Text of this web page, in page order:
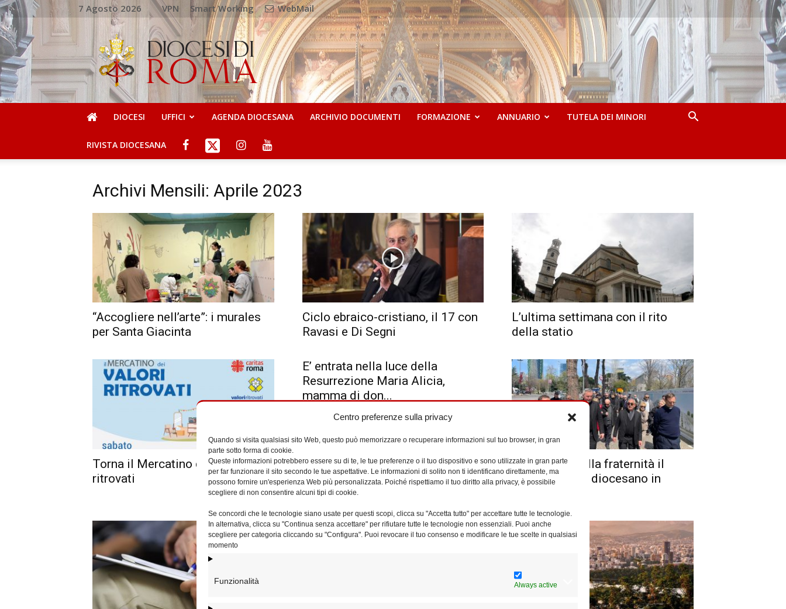
Centro preferenze sulla privacy
Quando si visita qualsiasi sito Web, questo può memorizzare o recuperare informazioni sul tuo browser, in gran
parte sotto forma di cookie.
Queste informazioni potrebbero essere su di te, le tue preferenze o il tuo dispositivo e sono utilizzate in gran parte
per far funzionare il sito secondo le tue aspettative. Le informazioni di solito non ti identificano direttamente, ma
possono fornire un'esperienza Web più personalizzata. Poiché rispettiamo il tuo diritto alla privacy, è possibile
scegliere di non consentire alcuni tipi di cookie.
Se concordi che le tecnologie siano usate per questi scopi, clicca su "Accetta tutto" per accettare tutte le tecnologie.
In alternativa, clicca su "Continua senza accettare" per rifiutare tutte le tecnologie non essenziali. Puoi anche
scegliere per categoria cliccando su "Configura". Puoi revocare il tuo consenso e modificare le tue scelte in qualsiasi
momento
Funzionalità Always active
7 Agosto 2026 VPN Smart Working WebMail
DIOCESI
DI
ROMA
DIOCESI UFFICI AGENDA DIOCESANA ARCHIVIO DOCUMENTI FORMAZIONE ANNUARIO TUTELA DEI MINORI
RIVISTA DIOCESANA
Archivi Mensili: Aprile 2023
“Accogliere nell’arte”: i murales
per Santa Giacinta
Ciclo ebraico-cristiano, il 17 con
Ravasi e Di Segni
L’ultima settimana con il rito
della statio
Torna il Mercatino dei valori
ritrovati
E’ entrata nella luce della
Resurrezione Maria Alicia,
mamma di don...
All’insegna della fraternità il
pellegrinaggio diocesano in